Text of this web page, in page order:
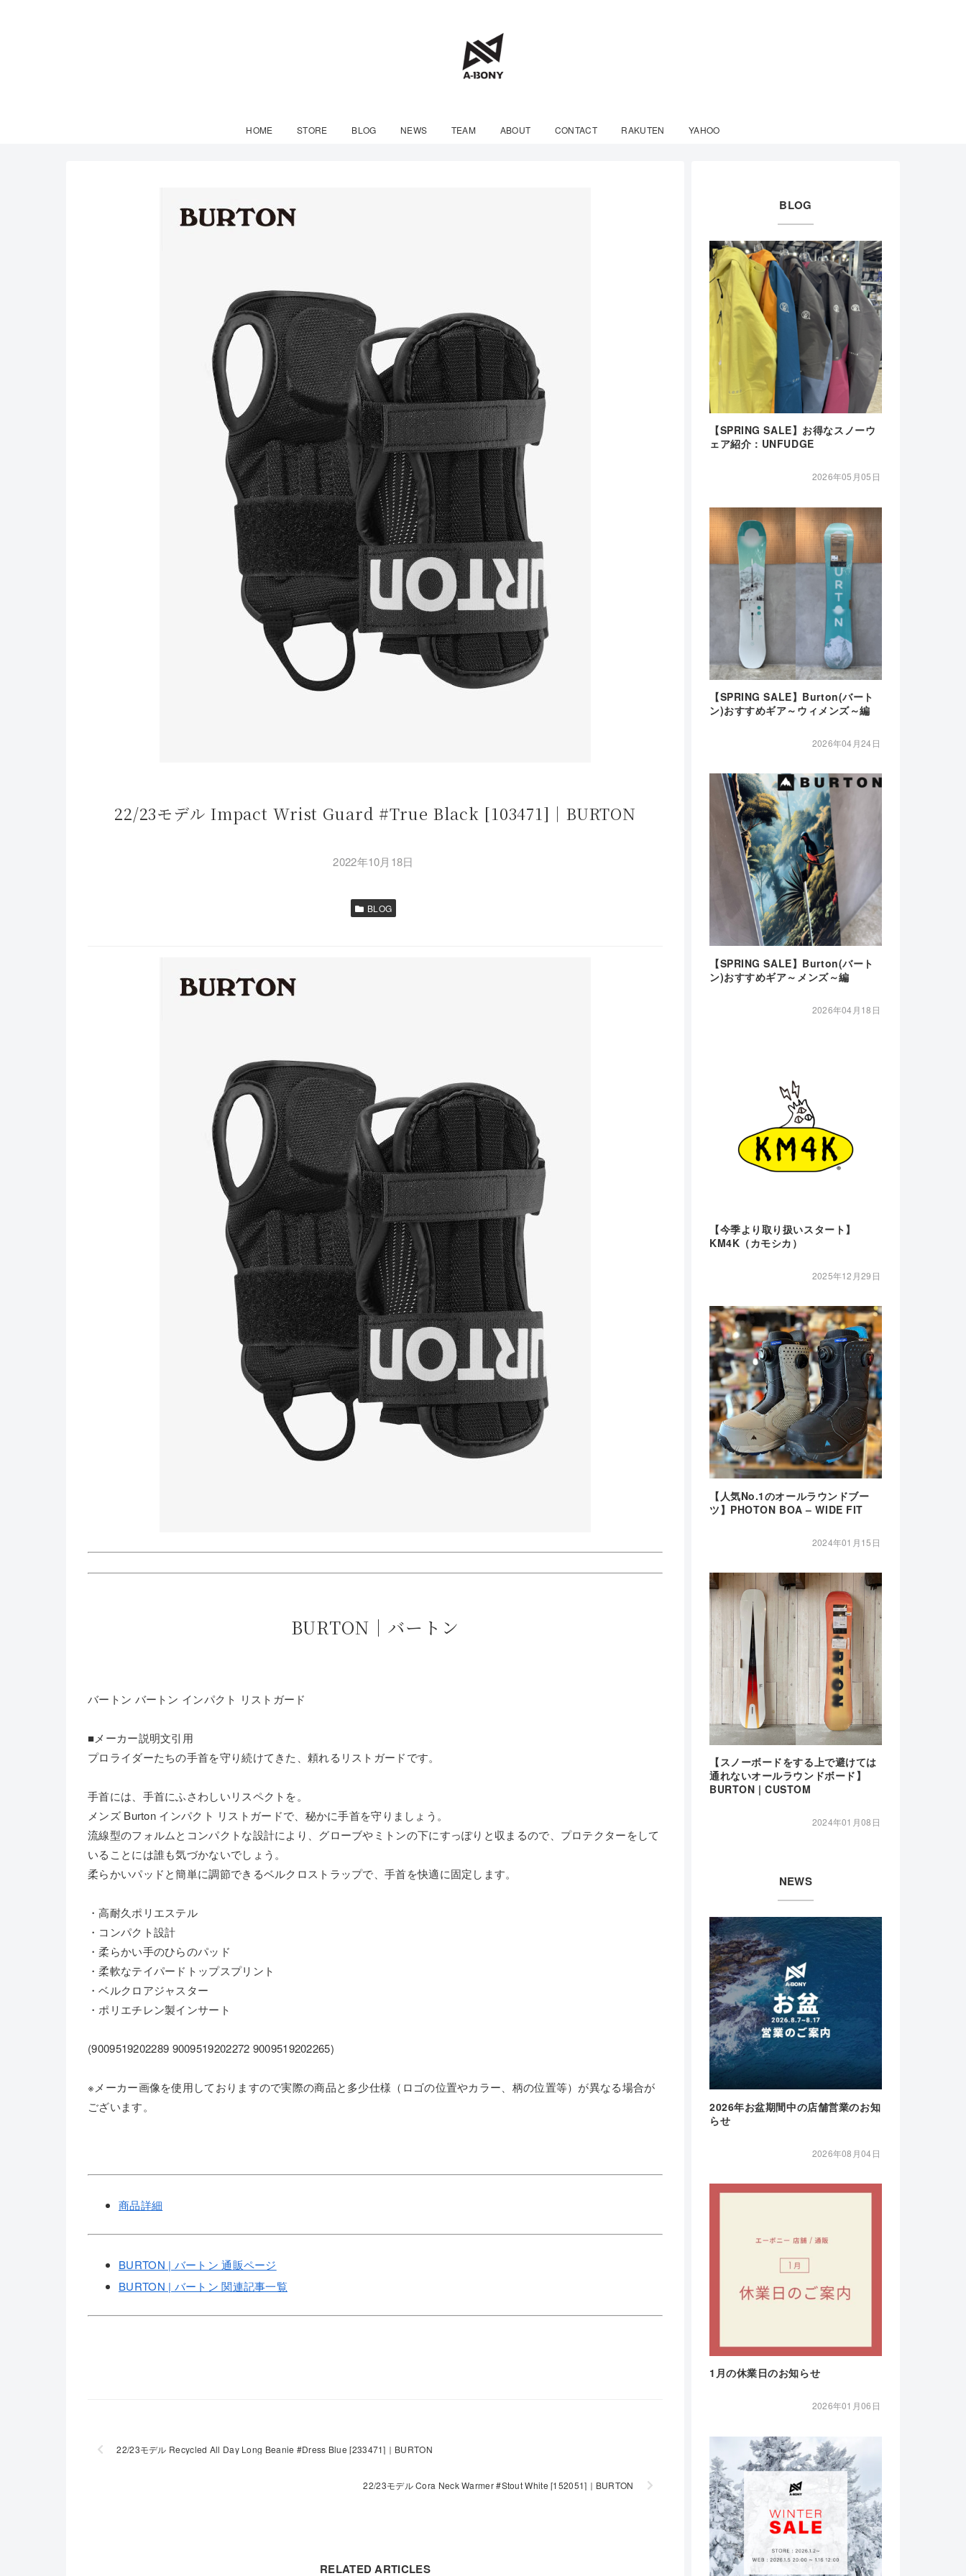
HOME STORE BLOG NEWS TEAM ABOUT CONTACT RAKUTEN YAHOO
22/23モデル Impact Wrist Guard #True Black [103471]｜BURTON
2022年10月18日
BLOG
BURTON｜バートン
バートン バートン インパクト リストガード
■メーカー説明文引用
プロライダーたちの手首を守り続けてきた、頼れるリストガードです。
手首には、手首にふさわしいリスペクトを。
メンズ Burton インパクト リストガードで、秘かに手首を守りましょう。
流線型のフォルムとコンパクトな設計により、グローブやミトンの下にすっぽりと収まるので、プロテクターをして
いることには誰も気づかないでしょう。
柔らかいパッドと簡単に調節できるベルクロストラップで、手首を快適に固定します。
・高耐久ポリエステル
・コンパクト設計
・柔らかい手のひらのパッド
・柔軟なテイパードトップスプリント
・ベルクロアジャスター
・ポリエチレン製インサート
(9009519202289 9009519202272 9009519202265)
※メーカー画像を使用しておりますので実際の商品と多少仕様（ロゴの位置やカラー、柄の位置等）が異なる場合が
ございます。
商品詳細
BURTON | バートン 通販ページ
BURTON | バートン 関連記事一覧
22/23モデル Recycled All Day Long Beanie #Dress Blue [233471]｜BURTON
22/23モデル Cora Neck Warmer #Stout White [152051]｜BURTON
RELATED ARTICLES
BLOG
【SPRING SALE】お得なスノーウ
ェア紹介：UNFUDGE
2026年05月05日
【SPRING SALE】Burton(バート
ン)おすすめギア～ウィメンズ～編
2026年04月24日
【SPRING SALE】Burton(バート
ン)おすすめギア～メンズ～編
2026年04月18日
【今季より取り扱いスタート】
KM4K（カモシカ）
2025年12月29日
【人気No.1のオールラウンドブー
ツ】PHOTON BOA – WIDE FIT
2024年01月15日
【スノーボードをする上で避けては
通れないオールラウンドボード】
BURTON | CUSTOM
2024年01月08日
NEWS
2026年お盆期間中の店舗営業のお知
らせ
2026年08月04日
1月の休業日のお知らせ
2026年01月06日